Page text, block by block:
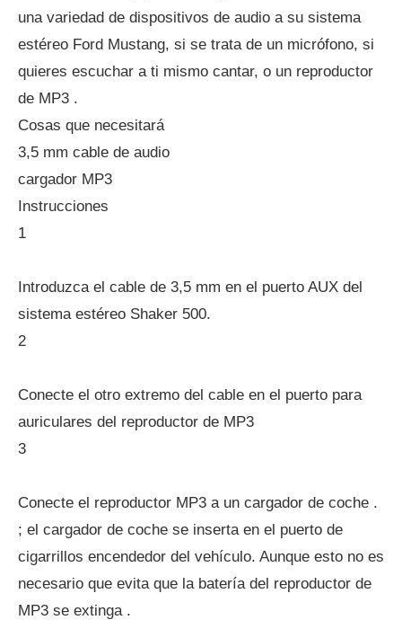
una variedad de dispositivos de audio a su sistema
estéreo Ford Mustang, si se trata de un micrófono, si
quieres escuchar a ti mismo cantar, o un reproductor
de MP3 .
Cosas que necesitará
3,5 mm cable de audio
cargador MP3
Instrucciones
1
Introduzca el cable de 3,5 mm en el puerto AUX del
sistema estéreo Shaker 500.
2
Conecte el otro extremo del cable en el puerto para
auriculares del reproductor de MP3
3
Conecte el reproductor MP3 a un cargador de coche .
; el cargador de coche se inserta en el puerto de
cigarrillos encendedor del vehículo. Aunque esto no es
necesario que evita que la batería del reproductor de
MP3 se extinga .